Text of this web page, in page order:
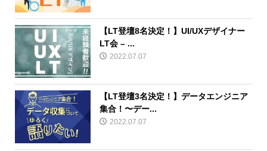
【LT登壇8名決定！】UI/UXデザイナー
LT会 – ...
2022.07.07
【LT登壇3名決定！】データエンジニア
集合！〜デー...
2022.07.07